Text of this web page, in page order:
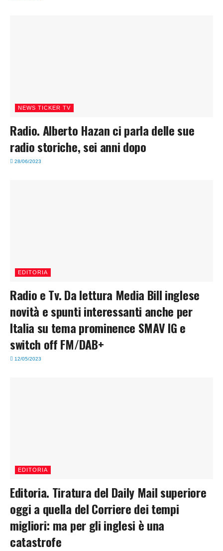
NEWS TICKER TV
Radio. Alberto Hazan ci parla delle sue
radio storiche, sei anni dopo
28/06/2023
EDITORIA
Radio e Tv. Da lettura Media Bill inglese
novità e spunti interessanti anche per
Italia su tema prominence SMAV IG e
switch off FM/DAB+
12/05/2023
EDITORIA
Editoria. Tiratura del Daily Mail superiore
oggi a quella del Corriere dei tempi
migliori: ma per gli inglesi è una
catastrofe